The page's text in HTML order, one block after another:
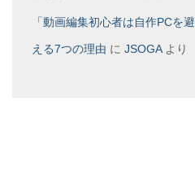
「動画編集初心者は自作PCを
える7つの理由 に JSOGAより